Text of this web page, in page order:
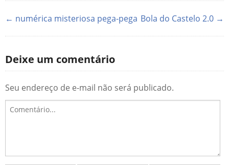
← numérica misteriosa pega-pega Bola do Castelo 2.0 →
Deixe um comentário
Seu endereço de e-mail não será publicado.